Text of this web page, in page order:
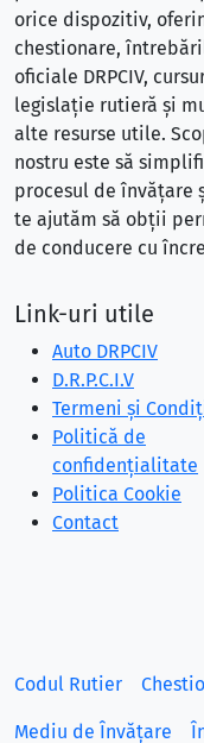
orice dispozitiv,
chestionare,
oficiale DRPCIV,
legislație rutieră și
alte resurse utile.
nostru este să
procesul de învățare
te ajutăm să obții
de conducere cu
Link-uri utile
Auto DRPCIV
D.R.P.C.I.V
Termeni și
Politică de
confidențialitate
Politica Cookie
Contact
Codul Rutier
Mediu de Învățare